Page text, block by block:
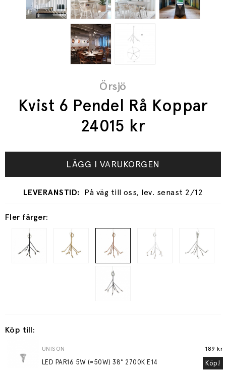
Örsjö
Kvist 6 Pendel Rå Koppar
24015 kr
Fler färger:
LÄGG I VARUKORGEN
På väg till oss, lev. senast 2/12
Köp till:
UNISON
LED PAR16 5W (=50W) 38° 2700K E14
189 kr
Köp!